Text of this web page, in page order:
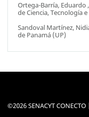
Ortega-Barría, Eduardo
de Ciencia, Tecnología
Sandoval Martínez,
de Panamá (UP)
©2026 SENACYT CONECTO |